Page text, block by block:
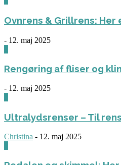
Ovnrens & Grillrens:
- 12. maj 2025
Rengøring af fliser og
- 12. maj 2025
Ultralydsrenser – Til
Christina - 12. maj 2025